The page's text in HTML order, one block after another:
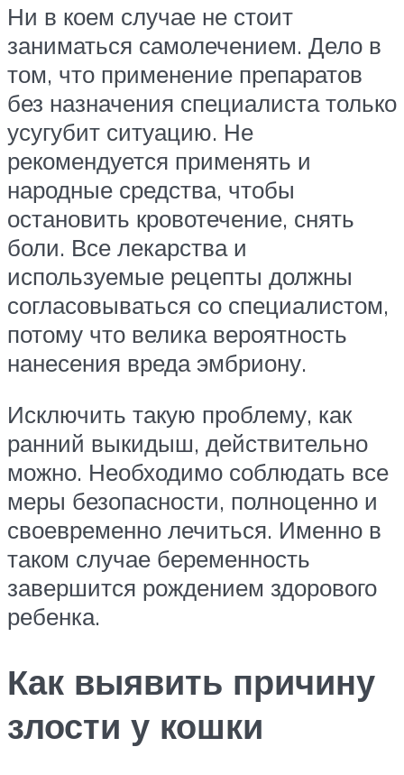
Ни в коем случае не стоит
заниматься самолечением. Дело в
том, что применение препаратов
без назначения специалиста только
усугубит ситуацию. Не
рекомендуется применять и
народные средства, чтобы
остановить кровотечение, снять
боли. Все лекарства и
используемые рецепты должны
согласовываться со специалистом,
потому что велика вероятность
нанесения вреда эмбриону.
Исключить такую проблему, как
ранний выкидыш, действительно
можно. Необходимо соблюдать все
меры безопасности, полноценно и
своевременно лечиться. Именно в
таком случае беременность
завершится рождением здорового
ребенка.
Как выявить причину
злости у кошки